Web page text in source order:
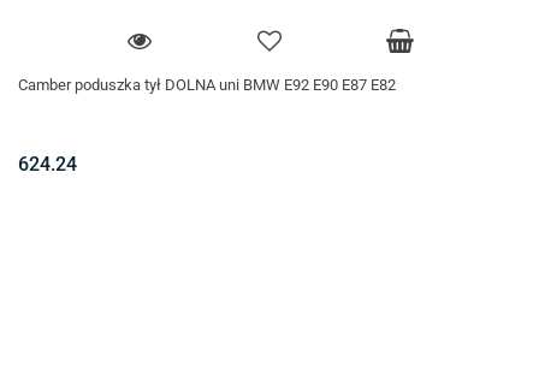
Camber poduszka tył DOLNA uni BMW E92 E90 E87 E82
624.24